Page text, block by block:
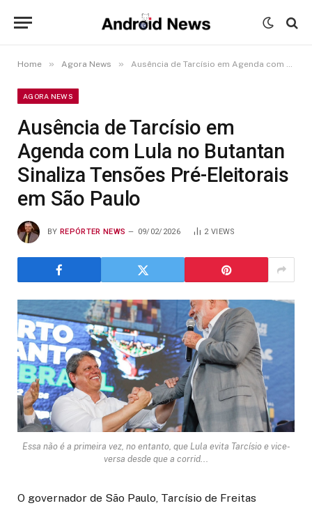
Home » Agora News » Ausência de Tarcísio em Agenda com Lula no Butantan Sinaliza Tensões Pré-Eleitorais em São Paulo
AGORA NEWS
Ausência de Tarcísio em
Agenda com Lula no Butantan
Sinaliza Tensões Pré-Eleitorais
em São Paulo
BY REPÓRTER NEWS 09/02/2026 2 VIEWS
Essa não é a primeira vez, no entanto, que Lula evita Tarcísio e vice-
versa desde que a corrid...
O governador de São Paulo, Tarcísio de Freitas